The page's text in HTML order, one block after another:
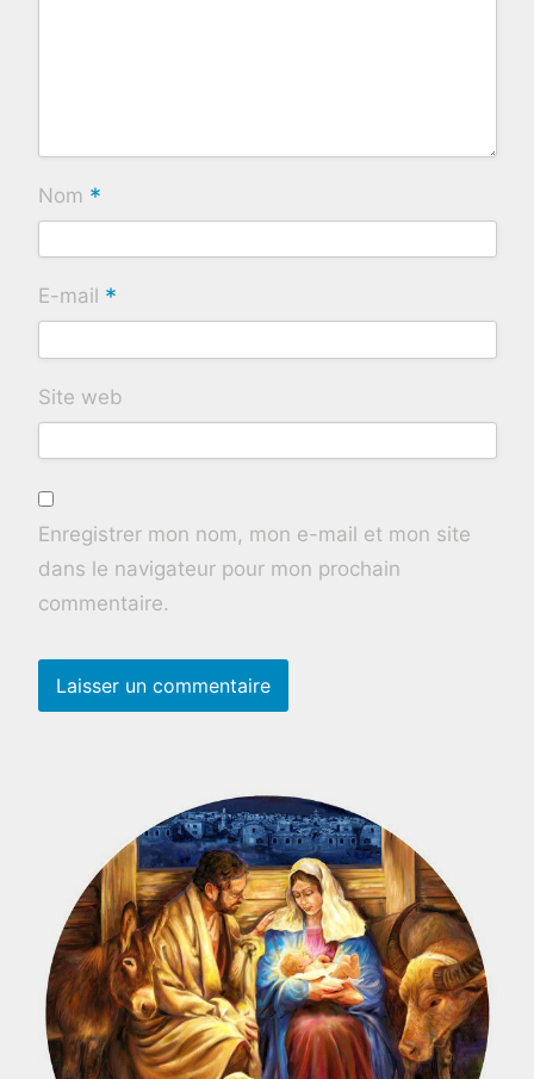
Nom *
E-mail *
Site web
Enregistrer mon nom, mon e-mail et mon site
dans le navigateur pour mon prochain
commentaire.